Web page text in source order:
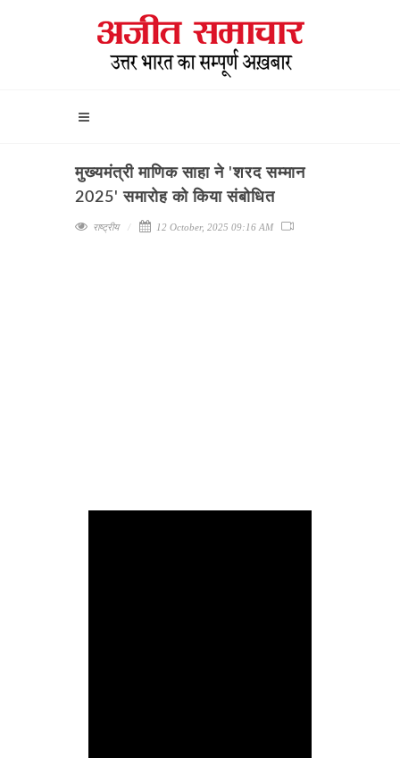
मुख्यमंत्री माणिक साहा ने 'शरद सम्मान
2025' समारोह को किया संबोधित
राष्ट्रीय 12 October, 2025 09:16 AM